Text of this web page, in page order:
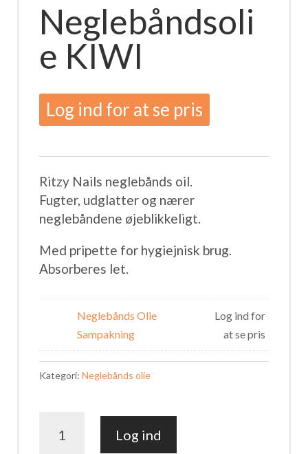
Neglebåndsoli
e KIWI
Log ind for at se pris
Ritzy Nails neglebånds oil.
Fugter, udglatter og nærer
neglebåndene øjeblikkeligt.
Med pripette for hygiejnisk brug.
Absorberes let.
Neglebånds Olie
Sampakning
Log ind for
at se pris
Kategori: Neglebånds olie
Neglebåndsolie
KIWI
Log ind